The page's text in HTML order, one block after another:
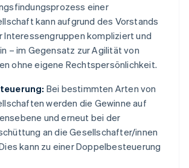
einer
kann aufgrund des Vorstands
Interessengruppen kompliziert und
– im Gegensatz zur Agilität von
ohne eigene Rechtspersönlichkeit.
Bei bestimmten Arten von
werden die Gewinne auf
und erneut bei der
an die Gesellschafter/innen
kann zu einer Doppelbesteuerung